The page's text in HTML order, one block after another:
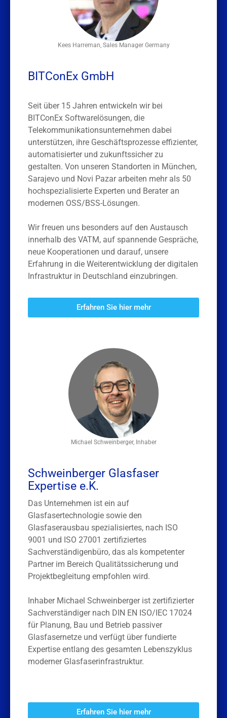
Kees Harreman, Sales Manager Germany
BITConEx GmbH
Seit über 15 Jahren entwickeln wir bei
BITConEx Softwarelösungen, die
Telekommunikationsunternehmen dabei
unterstützen, ihre Geschäftsprozesse effizienter,
automatisierter und zukunftssicher zu
gestalten. Von unseren Standorten in München,
Sarajevo und Novi Pazar arbeiten mehr als 50
hochspezialisierte Experten und Berater an
modernen OSS/BSS-Lösungen.
Wir freuen uns besonders auf den Austausch
innerhalb des VATM, auf spannende Gespräche,
neue Kooperationen und darauf, unsere
Erfahrung in die Weiterentwicklung der digitalen
Infrastruktur in Deutschland einzubringen.
Erfahren Sie hier mehr
Michael Schweinberger, Inhaber
Schweinberger Glasfaser
Expertise e.K.
Das Unternehmen ist ein auf
Glasfasertechnologie sowie den
Glasfaserausbau spezialisiertes, nach ISO
9001 und ISO 27001 zertifiziertes
Sachverständigenbüro, das als kompetenter
Partner im Bereich Qualitätssicherung und
Projektbegleitung empfohlen wird.
Inhaber Michael Schweinberger ist zertifizierter
Sachverständiger nach DIN EN ISO/IEC 17024
für Planung, Bau und Betrieb passiver
Glasfasernetze und verfügt über fundierte
Expertise entlang des gesamten Lebenszyklus
moderner Glasfaserinfrastruktur.
Erfahren Sie hier mehr